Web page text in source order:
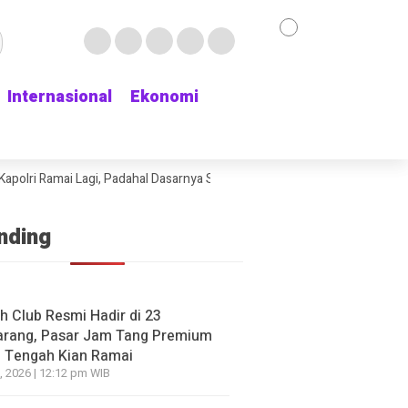
Internasional
Ekonomi
Internasional
Ekonomi
Ramai Lagi, Padahal Dasarnya Saja Belum Kelihatan
Tren,
Tae-
tapi Ini
2 hari ago yang lalu
Padahal Dasarnya Saja Belum
Kelihatan
Club Resmi Hadir di 23
Pasar Jam Tang Premium
Kian Ramai
2026 | 12:12 pm WIB